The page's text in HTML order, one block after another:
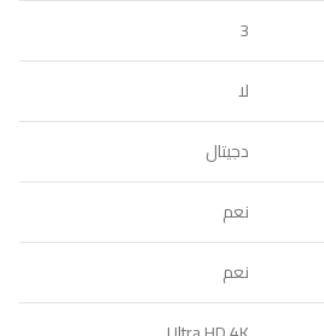
3
لا
دجيتال
نعم
نعم